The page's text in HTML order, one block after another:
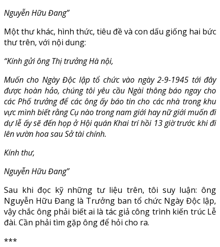
Nguyễn Hữu Đang”
Một thư khác, hình thức, tiêu đề và con dấu giống hai bức
thư trên, với nội dung:
“Kính gửi ông Thị trưởng Hà nội,
Muốn cho Ngày Độc lập tổ chức vào ngày 2-9-1945 tới đây
được hoàn hảo, chúng tôi yêu cầu Ngài thông báo ngay cho
các Phố trưởng để các ông ấy báo tin cho các nhà trong khu
vực mình biết rằng Cụ nào trong nam giới hay nữ giới muốn đi
dự lễ ấy sẽ đến họp ở Hội quán Khai trí hồi 13 giờ trước khi đi
lên vườn hoa sau Sở tài chính.
Kính thư,
Nguyễn Hữu Đang”
Sau khi đọc kỹ những tư liệu trên, tôi suy luận: ông
Nguyễn Hữu Đang là Trưởng ban tổ chức Ngày Độc lập,
vậy chắc ông phải biết ai là tác giả công trình kiến trúc Lễ
đài. Cần phải tìm gặp ông để hỏi cho ra.
***